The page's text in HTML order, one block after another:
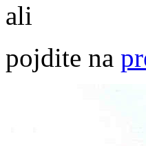
ali
pojdite na